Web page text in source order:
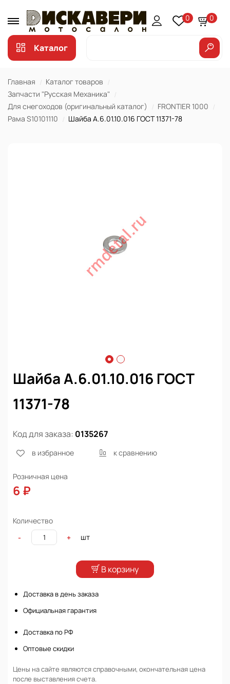
0 0
Каталог
Главная
Каталог товаров
Запчасти "Русская Механика"
Для снегоходов (оригинальный каталог)
FRONTIER 1000
Рама S10101110
Шайба А.6.01.10.016 ГОСТ 11371-78
Шайба А.6.01.10.016 ГОСТ
11371-78
Код для заказа: 0135267
в избранное к сравнению
Розничная цена
6 ₽
Количество
-
+ шт
В корзину
Доставка в день заказа
Официальная гарантия
Доставка по РФ
Оптовые скидки
Цены на сайте являются справочными, окончательная цена
после выставления счета.